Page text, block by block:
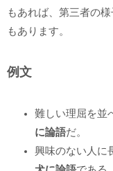
もあれば、第三者の
もあります。
例文
難しい理屈を並
に論語だ。
興味のない人に